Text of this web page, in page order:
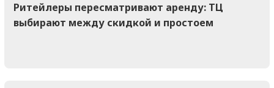
Ритейлеры пересматривают аренду: ТЦ
выбирают между скидкой и простоем